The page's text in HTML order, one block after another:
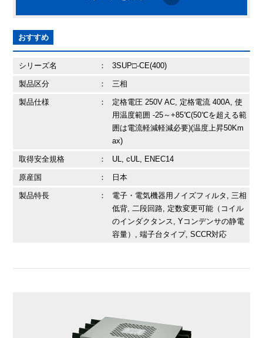
おすすめ
シリーズ名 ： 3SUP□-CE(400)
製品区分 ： 三相
製品仕様 ：
定格電圧 250V AC, 定格電流 400A, 使
用温度範囲 -25～+85℃(50℃を超える範
囲は電流軽減軽減必要)(温度上昇50Km
ax)
取得安全規格 ： UL, cUL, ENEC14
原産国 ： 日本
製品特長 ：
電子・電気機器用ノイズフィルタ, 三相
低背, 二段回路, 定数変更可能（コイル
のインダクタンス, Yコンデンサの静電
容量）, 端子台タイプ, SCCR対応